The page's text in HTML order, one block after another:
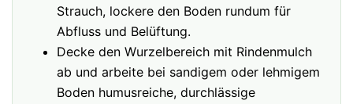
Strauch, lockere den Boden rundum für
Abfluss und Belüftung.
Decke den Wurzelbereich mit Rindenmulch
ab und arbeite bei sandigem oder lehmigem
Boden humusreiche, durchlässige